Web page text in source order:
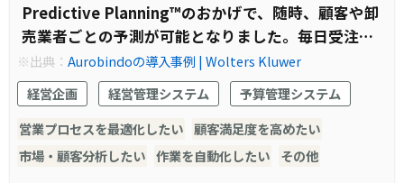
Predictive Planning™のおかげで、随時、顧客や卸
売業者ごとの予測が可能となりました。毎日受注を
確認し予測データとの比較を行います。市場で供給
停止が発生すればすぐに分かります。
※出典：Aurobindoの導入事例 | Wolters Kluwer
経営企画
経営管理システム
予算管理システム
営業プロセスを最適化したい 顧客満足度を高めたい
市場・顧客分析したい 作業を自動化したい その他